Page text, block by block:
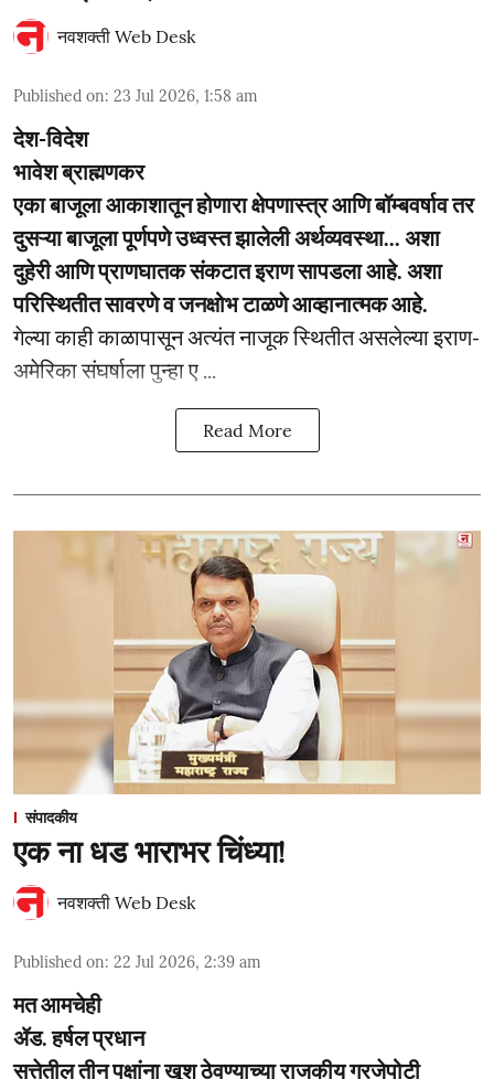
नवशक्ती Web Desk
Published on: 23 Jul 2026, 1:58 am
देश-विदेश
भावेश ब्राह्मणकर
एका बाजूला आकाशातून होणारा क्षेपणास्त्र आणि बॉम्बवर्षाव तर
दुसऱ्या बाजूला पूर्णपणे उध्वस्त झालेली अर्थव्यवस्था... अशा
दुहेरी आणि प्राणघातक संकटात इराण सापडला आहे. अशा
परिस्थितीत सावरणे व जनक्षोभ टाळणे आव्हानात्मक आहे.
गेल्या काही काळापासून अत्यंत नाजूक स्थितीत असलेल्या इराण-
अमेरिका संघर्षाला पुन्हा ए ...
Read More
संपादकीय
एक ना धड भाराभर चिंध्या!
नवशक्ती Web Desk
Published on: 22 Jul 2026, 2:39 am
मत आमचेही
ॲड. हर्षल प्रधान
सत्तेतील तीन पक्षांना खूश ठेवण्याच्या राजकीय गरजेपोटी